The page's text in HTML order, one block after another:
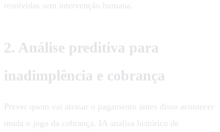
resolvidas sem intervenção humana.
2. Análise preditiva para
inadimplência e cobrança
Prever quem vai atrasar o pagamento antes disso acontecer
muda o jogo da cobrança. IA analisa histórico de